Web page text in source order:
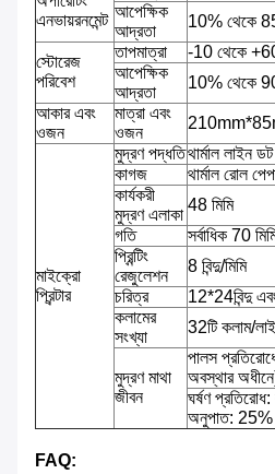
এনভায়রনমেন্ট আপেক্ষিক
আদ্রতা
10% থেকে
স্টোরেজ
পরিবেশ
তাপমাত্রা
-10 থেকে
আপেক্ষিক
আদ্রতা
10% থেকে
আকার এবং
ওজন
মাত্রা এবং
ওজন
মাইক্রো
প্রিন্টার
মুদ্রণ পদ্ধতিথার্মাল লাইন
কাগজ
থার্মাল রোল
কার্যকরী
মুদ্রণ এলাকা
48 মিমি
গতি
সর্বাধিক 70
প্রিন্টিং
রেজুলেশন
8 বিন্দু/মিমি
চরিত্র
12*24বিন্দু
কলামের
সংখ্যা
32টি কলাম/
মুদ্রণ মাথা
জীবন
পালস
অবস্থার
ঘর্ষণ
অনুপাত: 25%
FAQ: